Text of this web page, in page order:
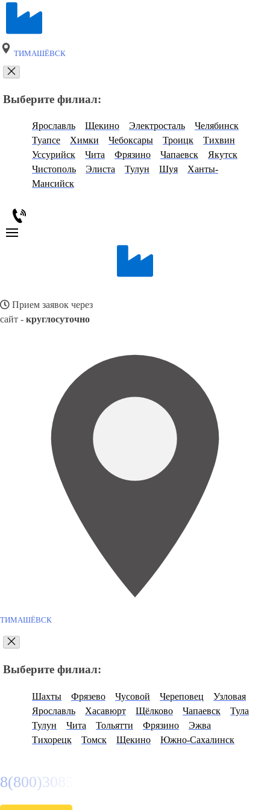
ТИМАШЁВСК
Выберите филиал:
Ярославль Щекино Электросталь
Челябинск
Туапсе
Химки Чебоксары Троицк
Тихвин
Уссурийск
Чита Фрязино Чапаевск
Якутск
Чистополь
Элиста Тулун Шуя
Ханты-
Мансийск
Прием заявок через
сайт - круглосуточно
ТИМАШЁВСК
Выберите филиал:
Шахты Фрязево Чусовой Череповец
Узловая
Ярославль
Хасавюрт Щёлково Чапаевск
Тула
Тулун
Чита Тольятти Фрязино
Эжва
Тихорецк
Томск Щекино Южно-Сахалинск
8(800)3085303